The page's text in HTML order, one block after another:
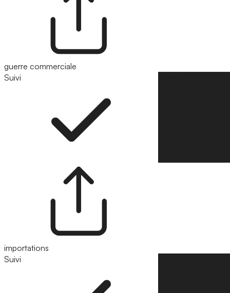
guerre commerciale
Suivi
importations
Suivi